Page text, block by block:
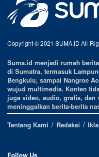
Copyright © 2021 SUMA.ID All-
Suma.id menjadi rumah
di Sumatra, termasuk
Bengkulu, sampai Nangroe
wujud multimedia. Konten
juga video, audio, grafis, dan
meninggalkan berita-berita
Tentang Kami
Redaksi
Follow Us